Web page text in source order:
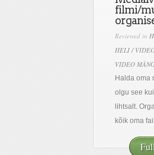
filmi/
Reviewed in
HELI /
VIDEO
Halda oma
olgu see
lihtsalt.
kõik oma